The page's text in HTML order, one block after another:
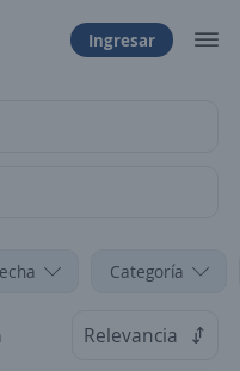
Ingresar
Categoría
Relevancia